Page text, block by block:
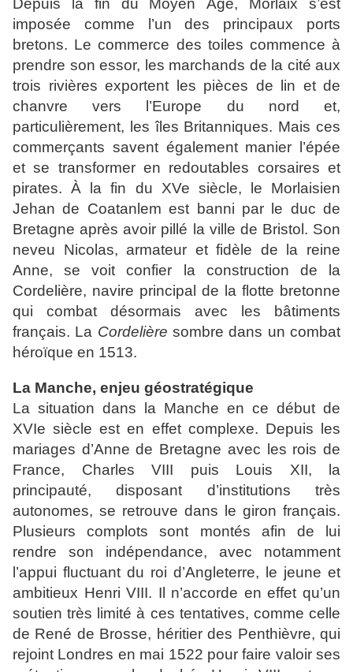
Depuis la fin du Moyen Âge, Morlaix s’est
imposée comme l’un des principaux ports
bretons. Le commerce des toiles commence à
prendre son essor, les marchands de la cité aux
trois rivières exportent les pièces de lin et de
chanvre vers l’Europe du nord et,
particulièrement, les îles Britanniques. Mais ces
commerçants savent également manier l’épée
et se transformer en redoutables corsaires et
pirates. À la fin du XVe siècle, le Morlaisien
Jehan de Coatanlem est banni par le duc de
Bretagne après avoir pillé la ville de Bristol. Son
neveu Nicolas, armateur et fidèle de la reine
Anne, se voit confier la construction de la
Cordelière, navire principal de la flotte bretonne
qui combat désormais avec les bâtiments
français. La Cordelière sombre dans un combat
héroïque en 1513.
La Manche, enjeu géostratégique
La situation dans la Manche en ce début de
XVIe siècle est en effet complexe. Depuis les
mariages d’Anne de Bretagne avec les rois de
France, Charles VIII puis Louis XII, la
principauté, disposant d’institutions très
autonomes, se retrouve dans le giron français.
Plusieurs complots sont montés afin de lui
rendre son indépendance, avec notamment
l’appui fluctuant du roi d’Angleterre, le jeune et
ambitieux Henri VIII. Il n’accorde en effet qu’un
soutien très limité à ces tentatives, comme celle
de René de Brosse, héritier des Penthièvre, qui
rejoint Londres en mai 1522 pour faire valoir ses